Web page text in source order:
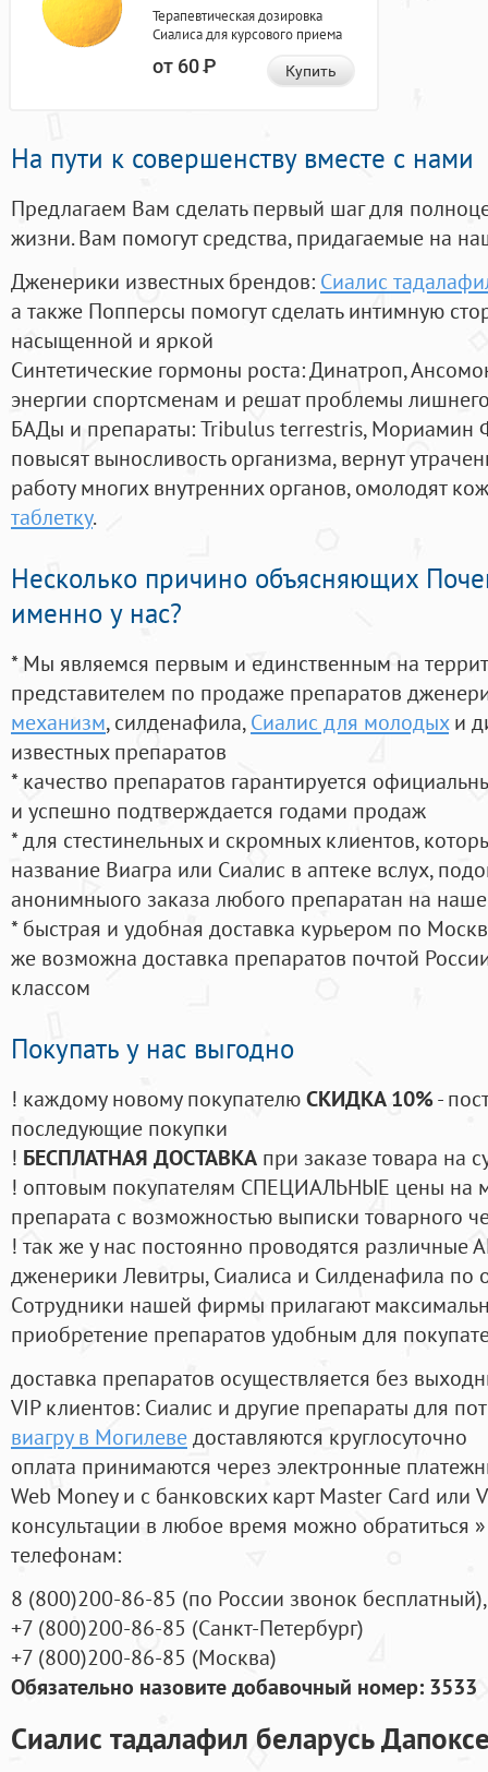
Терапевтическая дозировка
Сиалиса для курсового приема
от 60Р Купить
На пути к совершенству вместе с нами
Предлагаем Вам сделать первый шаг для
жизни. Вам помогут средства, придагаемые на
Дженерики известных брендов: Сиалис
а также Попперсы помогут сделать интимную
насыщенной и яркой
Синтетические гормоны роста: Динатроп,
энергии спортсменам и решат проблемы
БАДы и препараты:Tribulus terrestris, Мориамин
повысят выносливость организма, вернут
работу многих внутренних органов, омолодят
таблетку.
Несколько причино объясняющих
именно у нас?
* Мы являемся первым и единственным на
представителем по продаже препаратов
механизм, силденафила, Сиалис для молодыхи
известных препаратов
* качество препаратов гарантируется
и успешно подтверждается годами продаж
* для стестинельных и скромных клиентов,
название Виагра или Сиалис в аптеке вслух,
анонимныого заказа любого препаратан на
* быстрая и удобная доставка курьером по
же возможна доставка препаратов почтой
классом
Покупать у нас выгодно
! каждому новому покупателюСКИДКА 10%-
последующие покупки
! БЕСПЛАТНАЯ ДОСТАВКА при заказе товара на
! оптовым покупателям СПЕЦИАЛЬНЫЕ цены на
препарата с возможностью выписки товарного
! так же у нас постоянно проводятся
дженерики Левитры, Сиалиса и Силденафила по
Cотрудники нашей фирмы прилагают
приобретение препаратов удобным для
доставка препаратов осуществляется без
VIP клиентов: Сиалис и другие препараты для
виагру в Могилеведоставляются круглосуточно
оплата принимаются через электронные
Web Money и с банковских карт Master Card или
консультации в любое время можно обратиться
телефонам:
8 (800)200-86-85 (по России звонок бесплатный),
+7 (800)200-86-85 (Санкт-Петербург)
+7 (800)200-86-85 (Москва)
Обязательно назовите добавочный номер: 3533
Сиалис тадалафил беларусь